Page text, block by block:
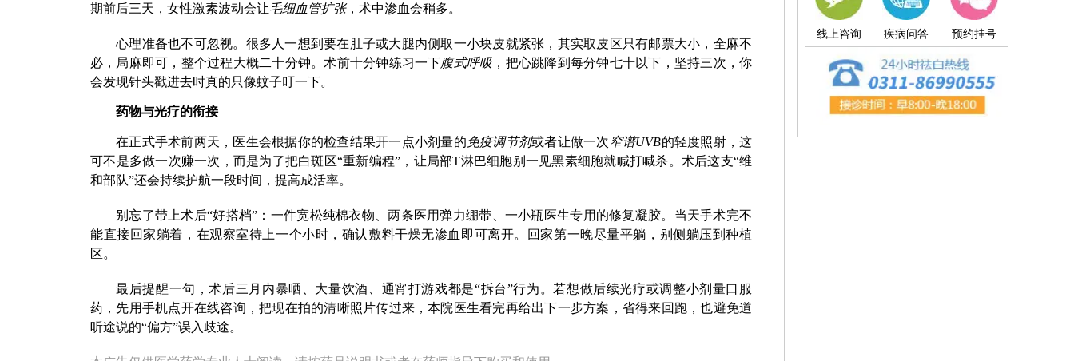
期前后三天，女性激素波动会让毛细血管扩张，术中渗血会稍多。
心理准备也不可忽视。很多人一想到要在肚子或大腿内侧取一小块皮就紧张，其实取皮区只有邮票大小，全麻不
必，局麻即可，整个过程大概二十分钟。术前十分钟练习一下腹式呼吸 ，把心跳降到每分钟七十以下，坚持三次，你
会发现针头戳进去时真的只像蚊子叮一下。
药物与光疗的衔接
在正式手术前两天，医生会根据你的检查结果开一点小剂量的免疫调节剂或者让做一次 窄谱UVB的轻度照射，这
可不是多做一次赚一次，而是为了把白斑区“重新编程”，让局部T淋巴细胞别一见黑素细胞就喊打喊杀。术后这支“维
和部队”还会持续护航一段时间，提高成活率。
别忘了带上术后“好搭档”：一件宽松纯棉衣物、两条医用弹力绷带、一小瓶医生专用的修复凝胶。当天手术完不
能直接回家躺着，在观察室待上一个小时，确认敷料干燥无渗血即可离开。回家第一晚尽量平躺，别侧躺压到种植
区。
最后提醒一句，术后三月内暴晒、大量饮酒、通宵打游戏都是“拆台”行为。若想做后续光疗或调整小剂量口服
药，先用手机点开在线咨询，把现在拍的清晰照片传过来，本院医生看完再给出下一步方案，省得来回跑，也避免道
听途说的“偏方”误入歧途。
线上咨询 疾病问答 预约挂号